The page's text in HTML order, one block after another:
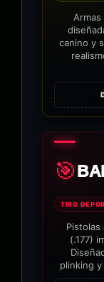
Armas
canino y
🎯
TIRO
Pistolas
(.177)
plinking